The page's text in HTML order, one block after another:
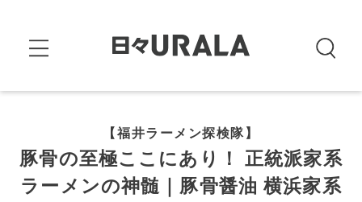
【福井ラーメン探検隊】
豚骨の至極ここにあり！ 正統派家系
ラーメンの神髄｜豚骨醤油 横浜家系